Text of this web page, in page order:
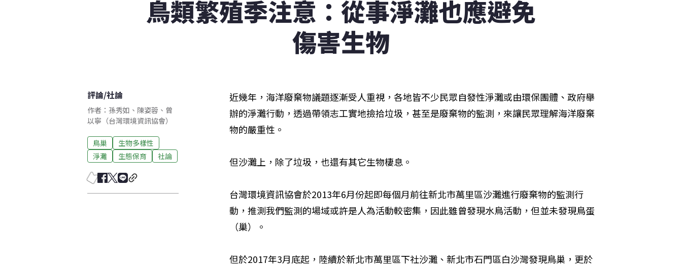
鳥類繁殖季注意：從事淨灘也應避免
傷害生物
評論/社論
作者：孫秀如、陳姿蓉、曾
以寧（台灣環境資訊協會）
鳥巢
生物多樣性
淨灘
生態保育 社論
近幾年，海洋廢棄物議題逐漸受人重視，各地皆不少民眾自發性淨灘或由環保團體、政府舉
辦的淨灘行動，透過帶領志工實地撿拾垃圾，甚至是廢棄物的監測，來讓民眾理解海洋廢棄
物的嚴重性。
但沙灘上，除了垃圾，也還有其它生物棲息。
台灣環境資訊協會於2013年6月份起即每個月前往新北市萬里區沙灘進行廢棄物的監測行
動，推測我們監測的場域或許是人為活動較密集，因此雖曾發現水鳥活動，但並未發現鳥蛋
（巢）。
但於2017年3月底起，陸續於新北市萬里區下社沙灘、新北市石門區白沙灣發現鳥巢，更於